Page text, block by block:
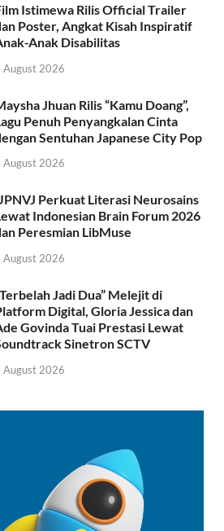
Istimewa Rilis Official Trailer
Poster, Angkat Kisah Inspiratif
Anak Disabilitas
August 2026
Jhuan Rilis “Kamu Doang”,
Penuh Penyangkalan Cinta
Sentuhan Japanese City Pop
August 2026
Perkuat Literasi Neurosains
Indonesian Brain Forum 2026
Peresmian LibMuse
August 2026
Jadi Dua” Melejit di
Digital, Gloria Jessica dan
Govinda Tuai Prestasi Lewat
Sinetron SCTV
August 2026